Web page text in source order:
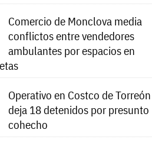
Comercio de Monclova media
conflictos entre vendedores
ambulantes por espacios en
Operativo en Costco de Torreón
deja 18 detenidos por presunto
cohecho